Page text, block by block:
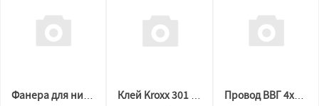
Провод ВВГ 4х1,5